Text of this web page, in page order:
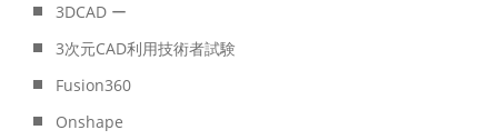
3DCAD ー
3次元CAD利用技術者試験
Fusion360
Onshape